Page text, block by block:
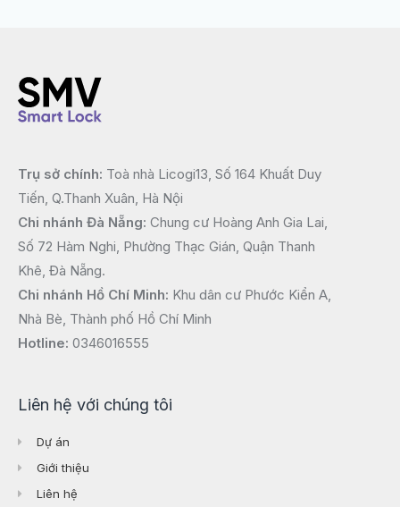
Trụ sở chính: Toà nhà Licogi13, Số 164 Khuất Duy
Tiến, Q.Thanh Xuân, Hà Nội
Chi nhánh Đà Nẵng: Chung cư Hoàng Anh Gia Lai,
Số 72 Hàm Nghi, Phường Thạc Gián, Quận Thanh
Khê, Đà Nẵng.
Chi nhánh Hồ Chí Minh: Khu dân cư Phước Kiển A,
Nhà Bè, Thành phố Hồ Chí Minh
Hotline: 0346016555
Liên hệ với chúng tôi
Dự án
Giới thiệu
Liên hệ